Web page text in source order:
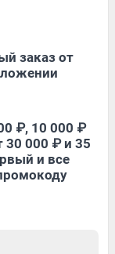
заказ от
₽, 10 000 ₽
30 000 ₽ и 35
и все